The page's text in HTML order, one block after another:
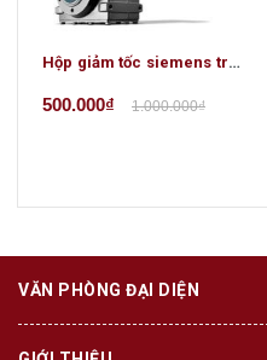
Hộp giảm tốc siemens trục song song
500.000₫ 1.000.000₫
VĂN PHÒNG ĐẠI DIỆN